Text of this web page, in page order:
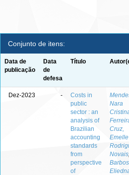
Conjunto de itens:
Data de
publicação
Data
de
defesa
Título
Dez-2023 -
Costs in
public
sector : an
analysis of
Brazilian
accounting
standards
from
perspective
of
Nara
Cruz,
Emelle
Novais